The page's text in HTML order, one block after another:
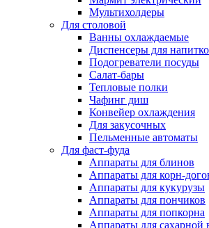
Мультихолдеры
Для столовой
Ванны охлаждаемые
Диспенсеры для
Подогреватели посуды
Салат-бары
Тепловые полки
Чафинг диш
Конвейер охлаждения
Для закусочных
Пельменные автоматы
Для фаст-фуда
Аппараты для блинов
Аппараты для корн-
Аппараты для кукурузы
Аппараты для пончиков
Аппараты для попкорна
Аппараты для сахарной